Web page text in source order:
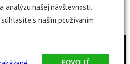
je možné len so
analýzu našej návštevnosti.
súhlasíte s naším používaním
POVOLIŤ